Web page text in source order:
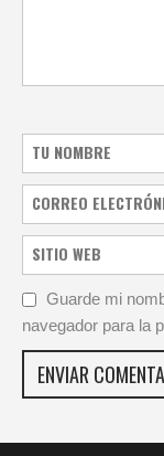
Guarde mi
navegador para la